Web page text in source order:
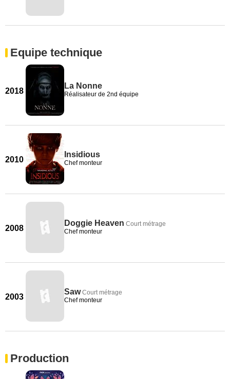
Equipe technique
2018
La Nonne
Réalisateur de 2nd équipe
2010
Insidious
Chef monteur
2008
Doggie Heaven Court métrage
Chef monteur
2003
Saw Court métrage
Chef monteur
Production